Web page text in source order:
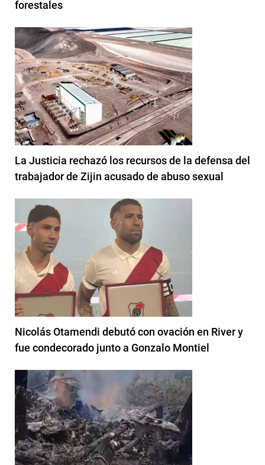
forestales
La Justicia rechazó los recursos de la defensa del
trabajador de Zijin acusado de abuso sexual
Nicolás Otamendi debutó con ovación en River y
fue condecorado junto a Gonzalo Montiel